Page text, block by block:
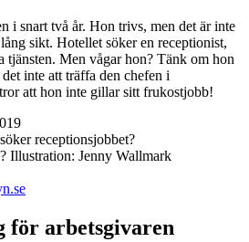
i snart två år. Hon trivs, men det är inte
sikt. Hotellet söker en receptionist,
Men vågar hon? Tänk om hon
inte att träffa den chefen i
att hon inte gillar sitt frukostjobb!
Illustration: Jenny Wallmark
för arbetsgivaren